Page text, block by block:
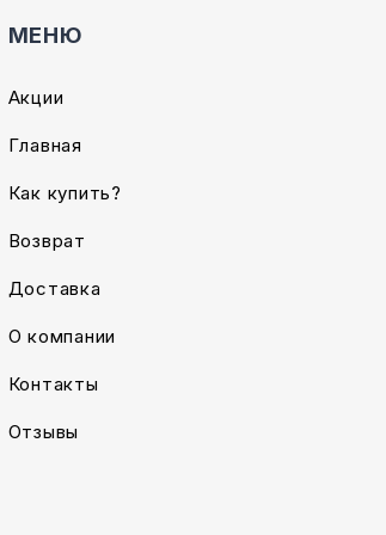
МЕНЮ
Акции
Главная
Как купить?
Возврат
Доставка
О компании
Контакты
Отзывы